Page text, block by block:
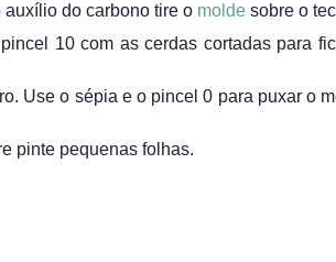
do carbono tire o molde sobre o
10 com as cerdas cortadas para
Use o sépia e o pincel 0 para puxar o
pinte pequenas folhas.